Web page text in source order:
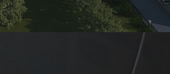
innovación. Después de un
esfuerzo continuo, cuenta con más